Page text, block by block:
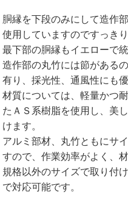
胴縁を下段のみにして造作
使用していますのですっき
最下部の胴縁もイエローで
造作部の丸竹には節がある
有り、採光性、通風性にも優
材質については、軽量かつ
たＡＳ系樹脂を使用し、美
けます。
アルミ部材、丸竹ともにサ
すので、作業効率がよく、
規格以外のサイズで取り付
で対応可能です。